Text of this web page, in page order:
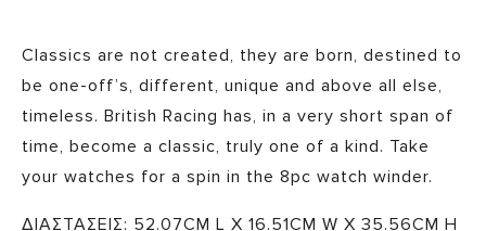
Classics are not created, they are born, destined to
be one-off’s, different, unique and above all else,
timeless. British Racing has, in a very short span of
time, become a classic, truly one of a kind. Take
your watches for a spin in the 8pc watch winder.
ΔΙΑΣΤΑΣΕΙΣ: 52.07CM L X 16.51CM W X 35.56CM H